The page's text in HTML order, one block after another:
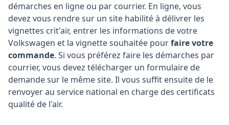
démarches en ligne ou par courrier. En ligne, vous
devez vous rendre sur un site habilité à délivrer les
vignettes crit'air, entrer les informations de votre
Volkswagen et la vignette souhaitée pourfaire votre
commande. Si vous préférez faire les démarches par
courrier, vous devez télécharger un formulaire de
demande sur le même site. Il vous suffit ensuite de le
renvoyer au service national en charge des certificats
qualité de l'air.